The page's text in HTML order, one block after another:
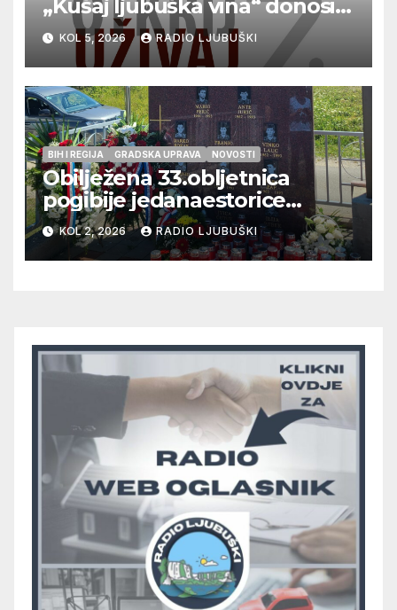
„Kušaj ljubuška vina“ donosi
vrhunska vina, gastronomiju i
glazbu
KOL 5, 2026 RADIO LJUBUŠKI
BIH I REGIJA GRADSKA UPRAVA NOVOSTI
Obilježena 33.obljetnica
pogibije jedanaestorice
ljubuških branitelja
KOL 2, 2026 RADIO LJUBUŠKI